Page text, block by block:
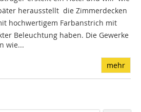
herausstellt  die Zimmerdecken
hochwertigem Farbanstrich mit
Beleuchtung haben. Die Gewerke
wie...
mehr